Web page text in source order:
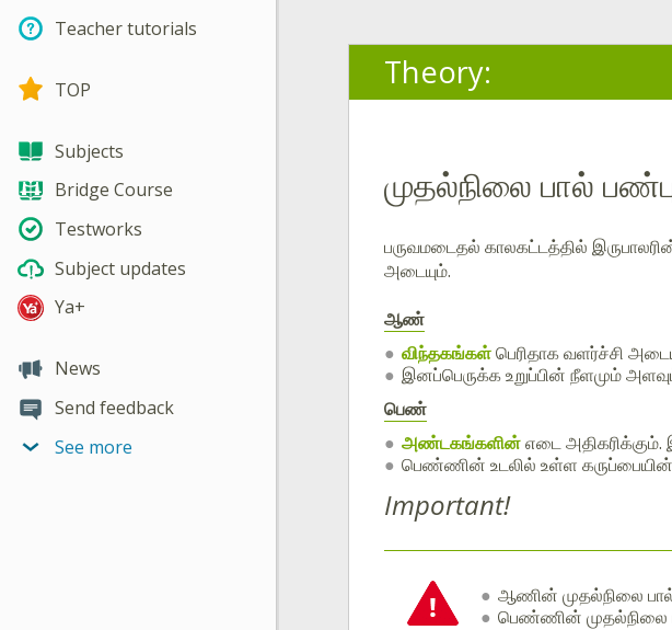
Teacher tutorials
TOP
Subjects
Bridge Course
Testworks
Subject updates
Ya+
News
Send feedback
See more
Theory:
முதல்நிலை பால்
பருவமடைதல் காலகட்டத்தில்
அடையும்.
ஆண்
விந்தகங்கள்பெரிதாக வளர்ச்சி
இனப்பெருக்க உறுப்பின் நீளமும்
பெண்
அண்டகங்களின்எடை
பெண்ணின் உடலில் உள்ள கருப்பையின்
Important!
ஆணின் முதல்நிலை பால்
பெண்ணின் முதல்நிலை